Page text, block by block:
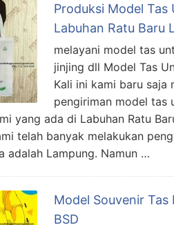
Produksi Model Tas
Labuhan Ratu Baru
melayani model tas
jinjing dll Model Tas
Kali ini kami baru saja
pengiriman model tas
yang ada di Labuhan Ratu
telah banyak melakukan
adalah Lampung. Namun …
Model Souvenir Tas
BSD